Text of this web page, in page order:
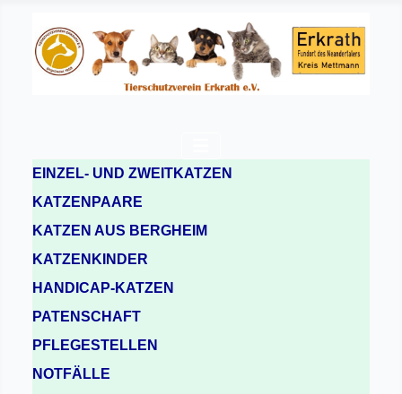
EINZEL- UND ZWEITKATZEN
KATZENPAARE
KATZEN AUS BERGHEIM
KATZENKINDER
HANDICAP-KATZEN
PATENSCHAFT
PFLEGESTELLEN
NOTFÄLLE